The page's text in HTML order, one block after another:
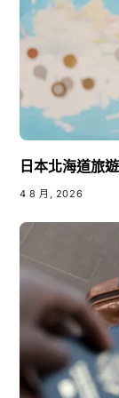
日本北海道旅
4 8 月, 2026